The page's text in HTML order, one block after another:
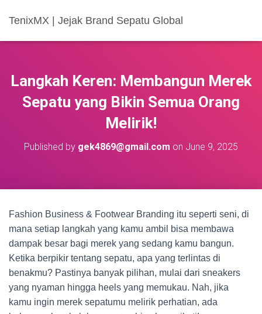
TenixMX | Jejak Brand Sepatu Global
Langkah Keren: Membangun Merek
Sepatu yang Bikin Semua Orang
Melirik!
Published by gek4869@gmail.com on June 9, 2025
Fashion Business & Footwear Branding itu seperti seni, di
mana setiap langkah yang kamu ambil bisa membawa
dampak besar bagi merek yang sedang kamu bangun.
Ketika berpikir tentang sepatu, apa yang terlintas di
benakmu? Pastinya banyak pilihan, mulai dari sneakers
yang nyaman hingga heels yang memukau. Nah, jika
kamu ingin merek sepatumu melirik perhatian, ada